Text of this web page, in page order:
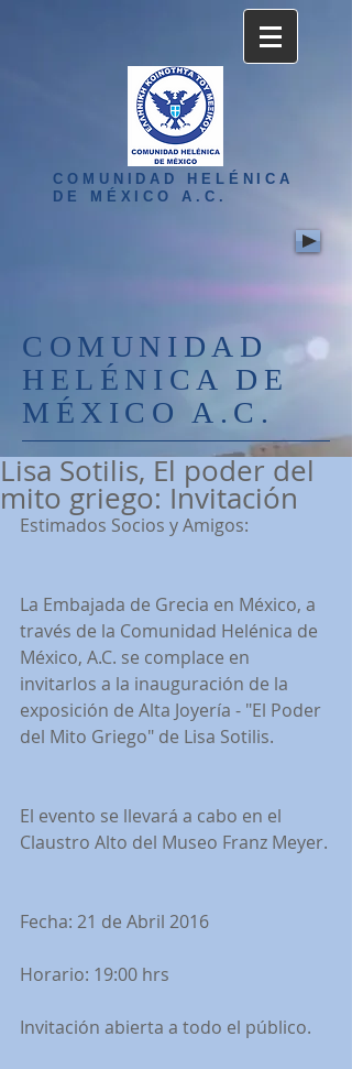
COMUNIDAD HELÉNICA
DE MÉXICO A.C.
COMUNIDAD
HELÉNICA DE
MÉXICO A.C.
Lisa Sotilis, El poder del
mito griego: Invitación
Estimados Socios y Amigos:
La Embajada de Grecia en México, a
través de la Comunidad Helénica de
México, A.C. se complace en
invitarlos a la inauguración de la
exposición de Alta Joyería - "El Poder
del Mito Griego" de Lisa Sotilis.
El evento se llevará a cabo en el
Claustro Alto del Museo Franz Meyer.
Fecha: 21 de Abril 2016
Horario: 19:00 hrs
Invitación abierta a todo el público.